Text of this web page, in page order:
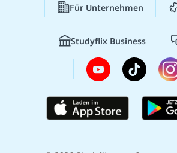
Für Unternehmen
Studyflix Business